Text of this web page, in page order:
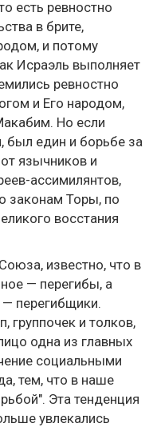
есть ревностно
в брите,
и потому
Исраэль выполняет
ревностно
и Его народом,
Но если
был един и борьбе за
язычников и
ассимилянтов,
законам Торы, по
восстания
известно, что в
— перегибы, а
перегибщики.
группочек и толков,
одна из главных
социальными
тем, что в наше
Эта тенденция
увлекались